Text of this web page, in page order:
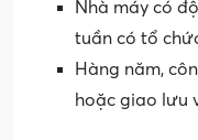
Nhà máy có
tuần có tổ
Hàng năm,
hoặc giao lưu